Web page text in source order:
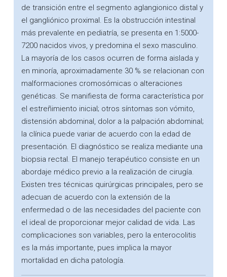
de transición entre el segmento aglangionico distal y
el gangliónico proximal. Es la obstrucción intestinal
más prevalente en pediatría, se presenta en 1:5000-
7200 nacidos vivos, y predomina el sexo masculino.
La mayoría de los casos ocurren de forma aislada y
en minoría, aproximadamente 30 % se relacionan con
malformaciones cromosómicas o alteraciones
genéticas. Se manifiesta de forma característica por
el estreñimiento inicial; otros síntomas son vómito,
distensión abdominal, dolor a la palpación abdominal;
la clínica puede variar de acuerdo con la edad de
presentación. El diagnóstico se realiza mediante una
biopsia rectal. El manejo terapéutico consiste en un
abordaje médico previo a la realización de cirugía.
Existen tres técnicas quirúrgicas principales, pero se
adecuan de acuerdo con la extensión de la
enfermedad o de las necesidades del paciente con
el ideal de proporcionar mejor calidad de vida. Las
complicaciones son variables, pero la enterocolitis
es la más importante, pues implica la mayor
mortalidad en dicha patología.